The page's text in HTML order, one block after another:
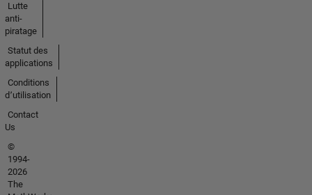
Lutte
anti-
piratage
Statut des
applications
Conditions
d՚utilisation
Contact
Us
©
1994-
2026
The